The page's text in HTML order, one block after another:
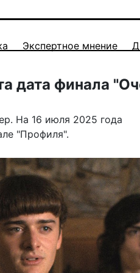
Экспертное мнение
дата финала
На 16 июля 2025 года
"Профиля".